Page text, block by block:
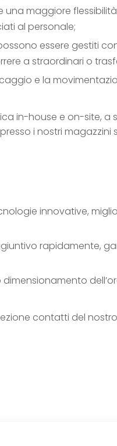
maggiore
al personale;
essere gestiti
a straordinari o
e la
in-house e on-site, a
i nostri magazzini
innovative,
rapidamente,
dimensionamento
contatti del